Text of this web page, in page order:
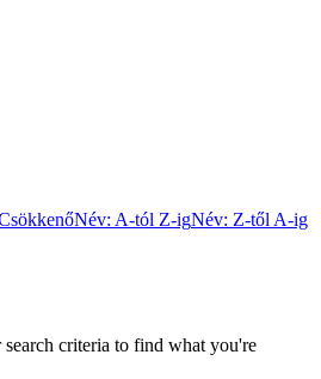
Név: A-tól Z-igNév: Z-től A-ig
criteria to find what you're